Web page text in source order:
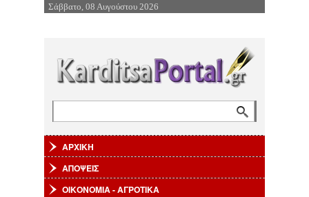
Επιστροφή στην Πλοήγηση
Σάββατο, 08 Αυγούστου 2026
ΑΡΧΙΚΗ
ΑΠΟΨΕΙΣ
ΟΙΚΟΝΟΜΙΑ - ΑΓΡΟΤΙΚΑ